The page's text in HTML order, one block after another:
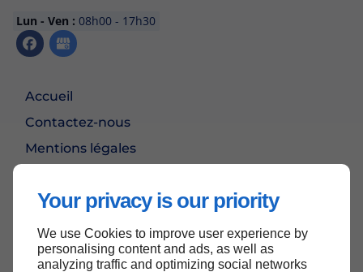
Your privacy is our priority
We use Cookies to improve user experience by
personalising content and ads, as well as
analyzing traffic and optimizing social networks
Lun - Ven : 08h00 - 17h30
Accueil
Contactez-nous
Mentions légales
Haut de page